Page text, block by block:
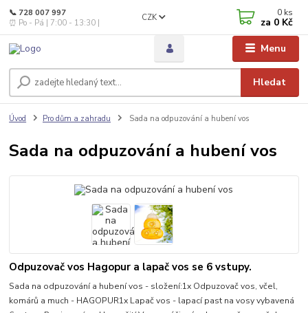
Menu
CZK
Hledat
📞 728 007 997
⏰ Po - Pá | 7:00 - 13:30 |
0 ks
za 0 Kč
Úvod Pro dům a zahradu Sada na odpuzování a hubení vos
Sada na odpuzování a hubení vos
Odpuzovač vos Hagopur a lapač vos se 6 vstupy.
Sada na odpuzování a hubení vos - složení:1x Odpuzovač vos, včel,
komárů a much - HAGOPUR1x Lapač vos - lapací past na vosy vybavená